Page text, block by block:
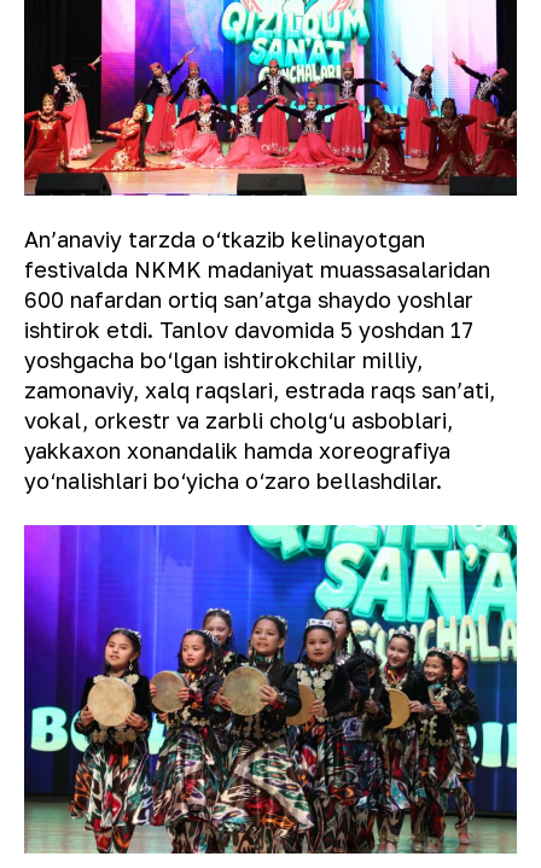
Anʼanaviy tarzda o‘tkazib kelinayotgan
festivalda NKMK madaniyat muassasalaridan
600 nafardan ortiq sanʼatga shaydo yoshlar
ishtirok etdi. Tanlov davomida 5 yoshdan 17
yoshgacha bo‘lgan ishtirokchilar milliy,
zamonaviy, xalq raqslari, estrada raqs sanʼati,
vokal, orkestr va zarbli cholg‘u asboblari,
yakkaxon xonandalik hamda xoreografiya
yo‘nalishlari bo‘yicha o‘zaro bellashdilar.